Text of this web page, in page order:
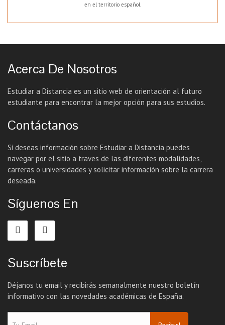
en el territorio español.
Acerca De Nosotros
Estudiar a Distancia es un sitio web de orientación al futuro
estudiante para encontrar la mejor opción para sus estudios.
Contáctanos
Si deseas información sobre Estudiar a Distancia puedes
navegar por el sitio a traves de las diferentes modalidades,
carreras o universidades y solicitar información sobre la carrera
deseada.
Síguenos En
Suscríbete
Déjanos tu email y recibirás semanalmente nuestro boletín
informativo con las novedades académicas de España.